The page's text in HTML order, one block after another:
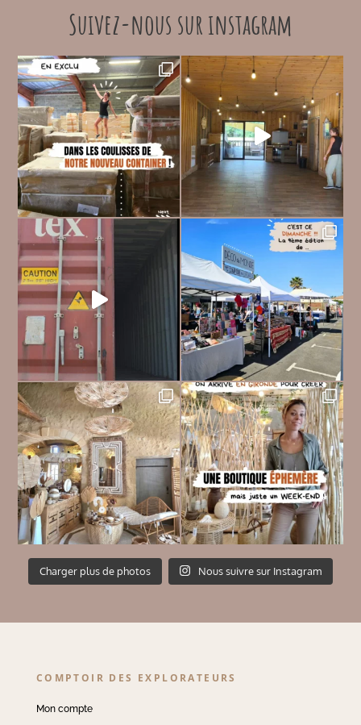
Suivez-nous sur instagram
Charger plus de photos Nous suivre sur Instagram
COMPTOIR DES EXPLORATEURS
Mon compte